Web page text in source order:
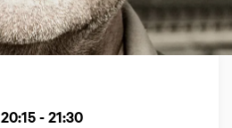
20:15 - 21:30